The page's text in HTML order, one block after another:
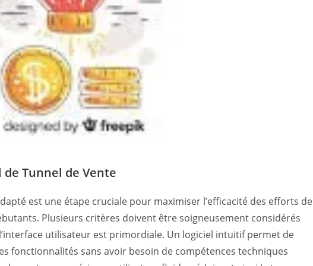
de Tunnel de Vente
est une étape cruciale pour maximiser l’efficacité des efforts de
Plusieurs critères doivent être soigneusement considérés
utilisateur est primordiale. Un logiciel intuitif permet de
fonctionnalités sans avoir besoin de compétences techniques